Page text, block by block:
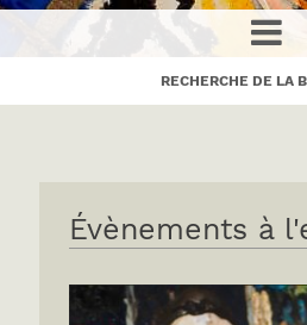
RECHERCHE DE LA
Évènements à